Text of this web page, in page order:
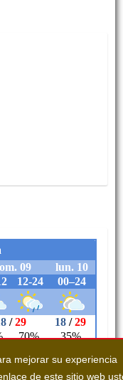
mejorar su experiencia
de este sitio web